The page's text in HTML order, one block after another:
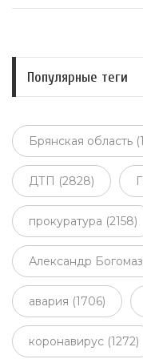
Популярные теги
Брянская область
ДТП (2828)
прокуратура (2158)
Александр
авария (1706)
коронавирус (1272)